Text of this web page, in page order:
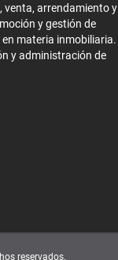
venta, arrendamiento y
y gestión de
materia inmobiliaria.
y administración de
reservados.